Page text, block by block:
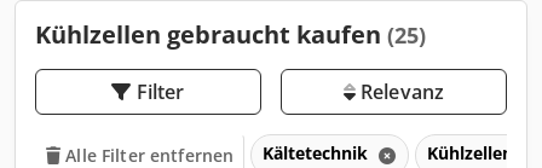
Kühlzellen gebraucht kaufen (25)
Filter Relevanz
Alle Filter entfernen Kältetechnik Kühlzellen